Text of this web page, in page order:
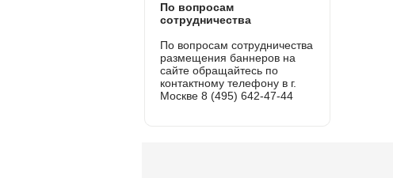
По вопросам
сотрудничества
По вопросам сотрудничества
размещения баннеров на
сайте обращайтесь по
контактному телефону в г.
Москве 8 (495) 642-47-44